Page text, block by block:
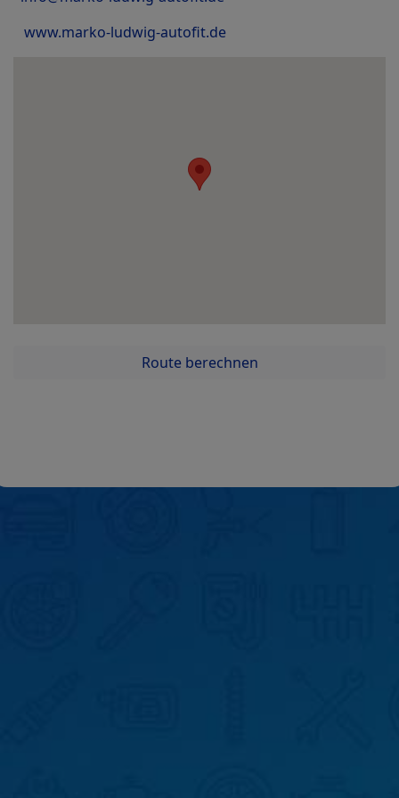
www.marko-ludwig-autofit.de
Route berechnen